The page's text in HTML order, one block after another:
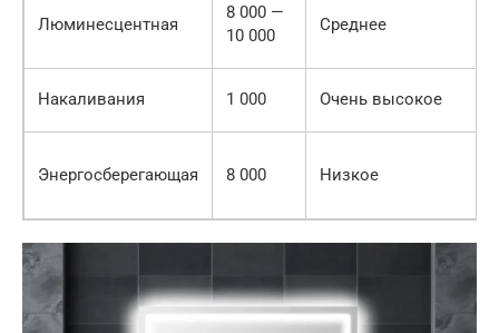
Люминесцентная
8 000 —
10 000
Среднее
Накаливания 1 000 Очень высокое
Энергосберегающая 8 000 Низкое